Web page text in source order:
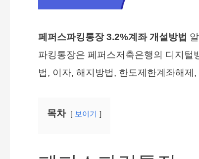
페퍼스파킹통장 3.2%계좌 개설방법
파킹통장은 페퍼스저축은행의 디지
법, 이자, 해지방법, 한도제한계좌해제
목차 보이기